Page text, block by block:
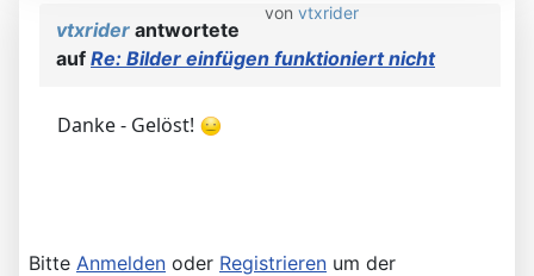
von vtxrider
vtxrider antwortete
auf Re: Bilder einfügen funktioniert nicht
Danke - Gelöst!
Bitte Anmelden oder Registrieren um der